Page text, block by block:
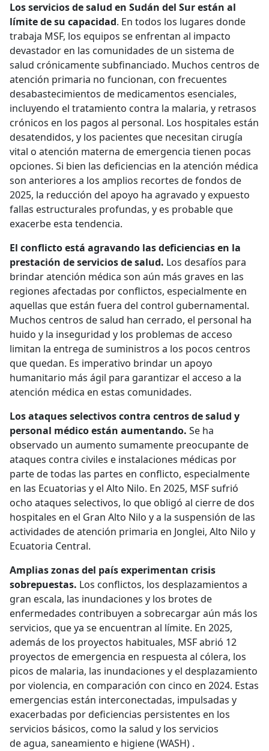
Los servicios de salud en Sudán del Sur están al
límite de su capacidad. En todos los lugares donde
trabaja MSF, los equipos se enfrentan al impacto
devastador en las comunidades de un sistema de
salud crónicamente subfinanciado. Muchos centros de
atención primaria no funcionan, con frecuentes
desabastecimientos de medicamentos esenciales,
incluyendo el tratamiento contra la malaria, y retrasos
crónicos en los pagos al personal. Los hospitales están
desatendidos, y los pacientes que necesitan cirugía
vital o atención materna de emergencia tienen pocas
opciones. Si bien las deficiencias en la atención médica
son anteriores a los amplios recortes de fondos de
2025, la reducción del apoyo ha agravado y expuesto
fallas estructurales profundas, y es probable que
exacerbe esta tendencia.
El conflicto está agravando las deficiencias en la
prestación de servicios de salud. Los desafíos para
brindar atención médica son aún más graves en las
regiones afectadas por conflictos, especialmente en
aquellas que están fuera del control gubernamental.
Muchos centros de salud han cerrado, el personal ha
huido y la inseguridad y los problemas de acceso
limitan la entrega de suministros a los pocos centros
que quedan. Es imperativo brindar un apoyo
humanitario más ágil para garantizar el acceso a la
atención médica en estas comunidades.
Los ataques selectivos contra centros de salud y
personal médico están aumentando. Se ha
observado un aumento sumamente preocupante de
ataques contra civiles e instalaciones médicas por
parte de todas las partes en conflicto, especialmente
en las Ecuatorias y el Alto Nilo. En 2025, MSF sufrió
ocho ataques selectivos, lo que obligó al cierre de dos
hospitales en el Gran Alto Nilo y a la suspensión de las
actividades de atención primaria en Jonglei, Alto Nilo y
Ecuatoria Central.
Amplias zonas del país experimentan crisis
sobrepuestas. Los conflictos, los desplazamientos a
gran escala, las inundaciones y los brotes de
enfermedades contribuyen a sobrecargar aún más los
servicios, que ya se encuentran al límite. En 2025,
además de los proyectos habituales, MSF abrió 12
proyectos de emergencia en respuesta al cólera, los
picos de malaria, las inundaciones y el desplazamiento
por violencia, en comparación con cinco en 2024. Estas
emergencias están interconectadas, impulsadas y
exacerbadas por deficiencias persistentes en los
servicios básicos, como la salud y los servicios
deagua, saneamiento e higiene (WASH) .